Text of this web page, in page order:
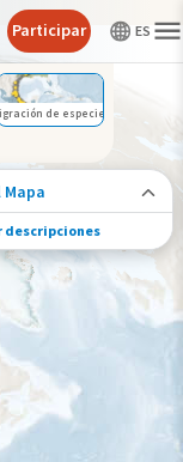
de especies
Mapa
especies
especie durante todo
(alta
(baja
descripciones
Participar